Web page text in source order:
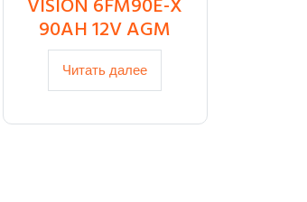
VISION 6FM90E-X
90AH 12V AGM
Читать далее